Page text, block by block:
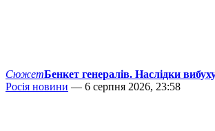
СюжетБенкет генералів. Наслідки
Росія новини — 6 серпня 2026, 23:58